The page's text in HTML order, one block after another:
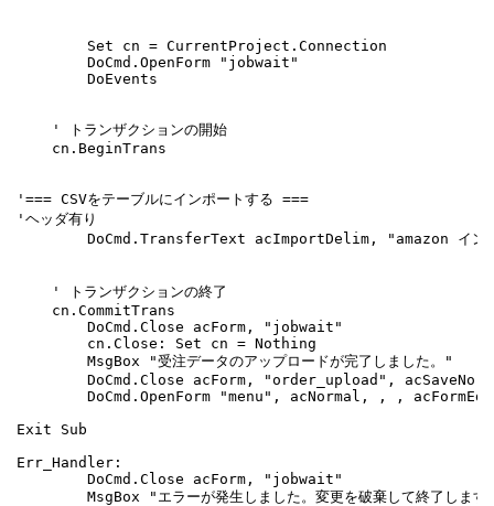
        Set cn = CurrentProject.Connection
        DoCmd.OpenForm "jobwait"
        DoEvents
    ' トランザクションの開始
    cn.BeginTrans
'=== CSVをテーブルにインポートする ===
'ヘッダ有り
DoCmd.TransferText acImportDelim, "amazon イ
    ' トランザクションの終了
    cn.CommitTrans
        DoCmd.Close acForm, "jobwait"
        cn.Close: Set cn = Nothing
        MsgBox "受注データのアップロードが完了しました。"
        DoCmd.Close acForm, "order_upload", acSaveNo
DoCmd.OpenForm "menu", acNormal, , ,
Exit Sub
Err_Handler:
        DoCmd.Close acForm, "jobwait"
MsgBox "エラーが発生しました。変更を破棄して終了します